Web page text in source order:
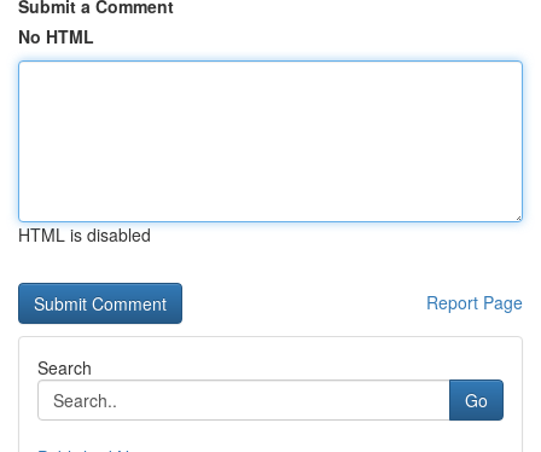
Submit a Comment
No HTML
HTML is disabled
Report Page
Search
Go